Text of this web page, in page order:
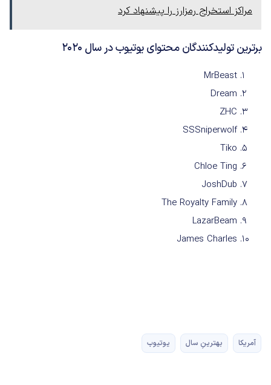
مراکز استخراج رمزارز را پیشنهاد کرد
برترین تولیدکنندگان محتوای یوتیوب در سال ۲۰۲۰
MrBeast
Dream
ZHC
SSSniperwolf
Tiko
Chloe Ting
JoshDub
The Royalty Family
LazarBeam
James Charles
آمریکا بهترینِ سال یوتیوب